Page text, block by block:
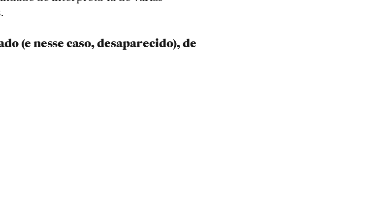
(e nesse caso, desaparecido), de